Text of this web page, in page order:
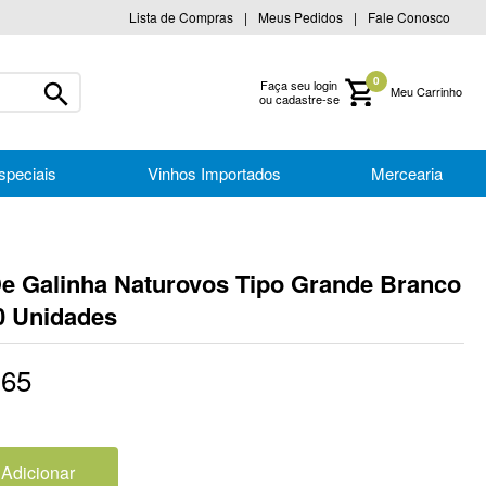
Lista de Compras Meus Pedidos Fale Conosco
Faça seu login
ou cadastre-se
0
Vinhos Importados Mercearia
Galinha Naturovos Tipo Grande Branco
Unidades
65
Adicionar